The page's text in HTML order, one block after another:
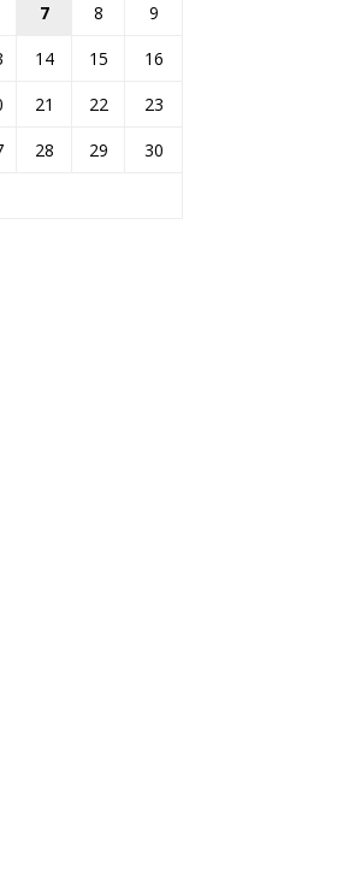
7 8
9
14 15
16
21 22
23
28 29
30